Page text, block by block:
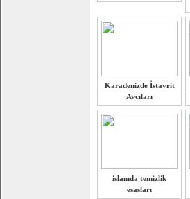
Karadenizde İstavrit
Avcıları
islamda temizlik
esasları